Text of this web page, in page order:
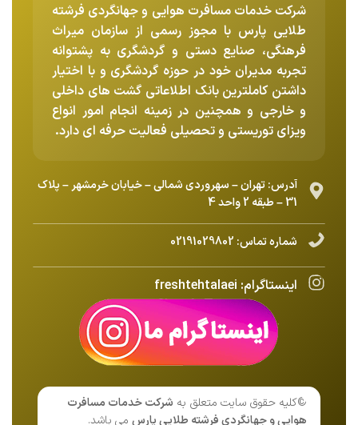
شرکت خدمات مسافرت هوایی و جهانگردی فرشته
طلایی پارس با مجوز رسمی از سازمان میراث
فرهنگی، صنایع دستی و گردشگری به پشتوانه
تجربه مدیران خود در حوزه گردشگری و با اختیار
داشتن کاملترین بانک اطلاعاتی گشت های داخلی
و خارجی و همچنین در زمینه انجام امور انواع
ویزای توریستی و تحصیلی فعالیت حرفه ای دارد.
آدرس: تهران – سهروردی شمالی – خیابان خرمشهر – پلاک
31 – طبقه 2 واحد 4
شماره تماس: 02191029802
اینستاگرام: freshtehtalaei
©کلیه حقوق سایت متعلق به شرکت خدمات مسافرت
هوایی و جهانگردی فرشته طلایی پارس می باشد.